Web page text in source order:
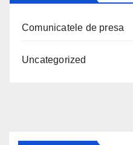
Comunicatele de presa
Uncategorized